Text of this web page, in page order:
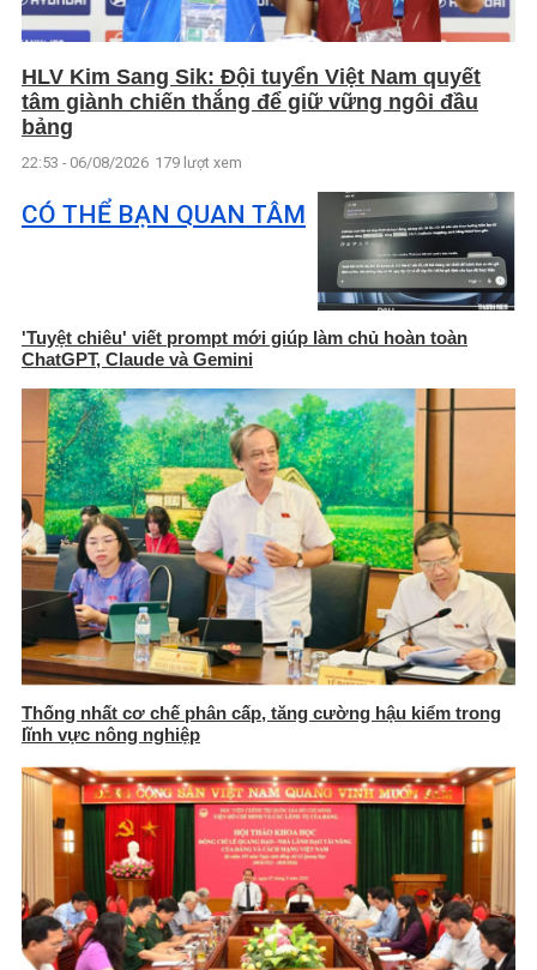
HLV Kim Sang Sik: Đội tuyển Việt Nam quyết
tâm giành chiến thắng để giữ vững ngôi đầu
bảng
22:53 - 06/08/2026 179 lượt xem
CÓ THỂ BẠN QUAN TÂM
'Tuyệt chiêu' viết prompt mới giúp làm chủ hoàn toàn
ChatGPT, Claude và Gemini
Thống nhất cơ chế phân cấp, tăng cường hậu kiểm trong
lĩnh vực nông nghiệp